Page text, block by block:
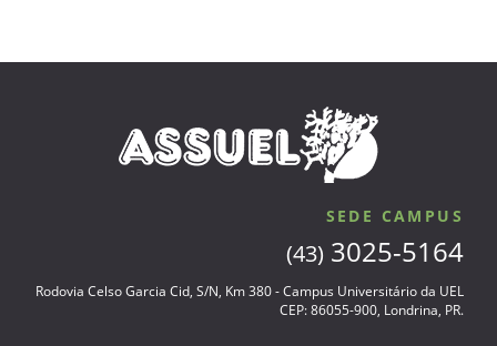
SEDE CAMPUS
(43) 3025-5164
Rodovia Celso Garcia Cid, S/N, Km 380 - Campus Universitário da UEL
CEP: 86055-900, Londrina, PR.